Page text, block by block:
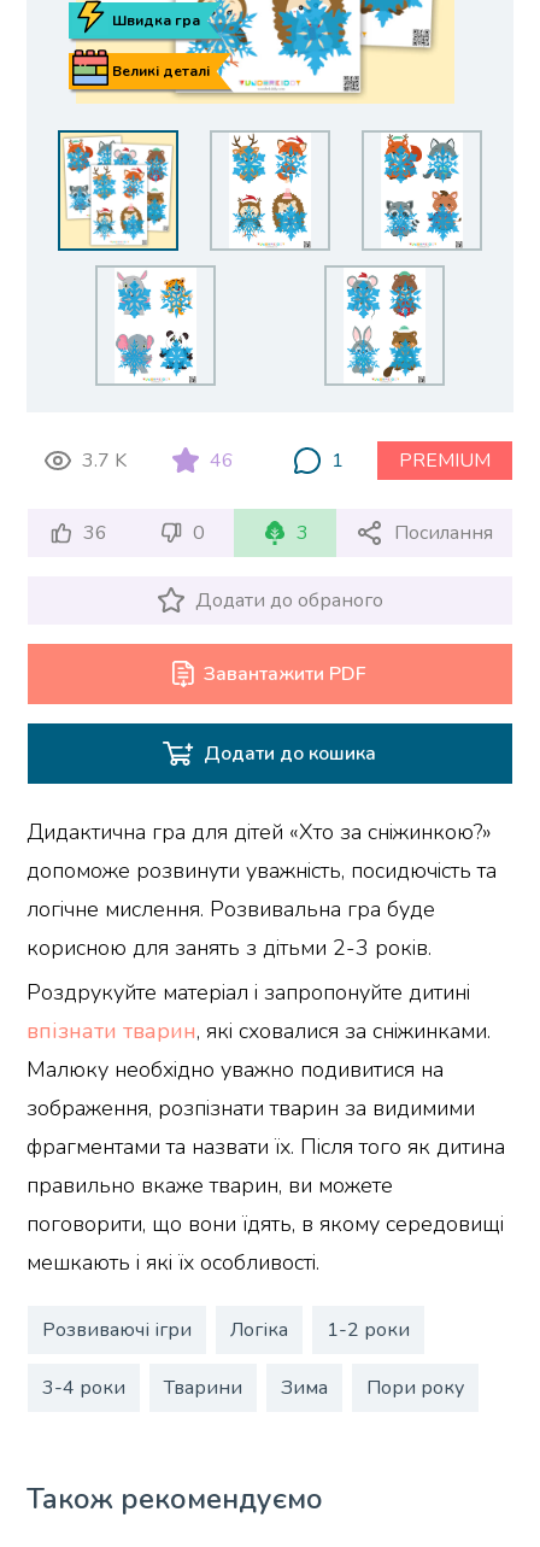
Великі деталі
Швидка гра
3.7 K 46 1 PREMIUM
36 0 3 Посилання
Додати до обраного
Завантажити PDF
Додати до кошика
Дидактична гра для дітей «Хто за сніжинкою?»
допоможе розвинути уважність, посидючість та
логічне мислення. Розвивальна гра буде
корисною для занять з дітьми 2-3 років.
Роздрукуйте матеріал і запропонуйте дитині
впізнати тварин, які сховалися за сніжинками.
Малюку необхідно уважно подивитися на
зображення, розпізнати тварин за видимими
фрагментами та назвати їх. Після того як дитина
правильно вкаже тварин, ви можете
поговорити, що вони їдять, в якому середовищі
мешкають і які їх особливості.
Розвиваючі ігри Логіка 1-2 роки
3-4 роки Тварини Зима Пори року
Також рекомендуємо